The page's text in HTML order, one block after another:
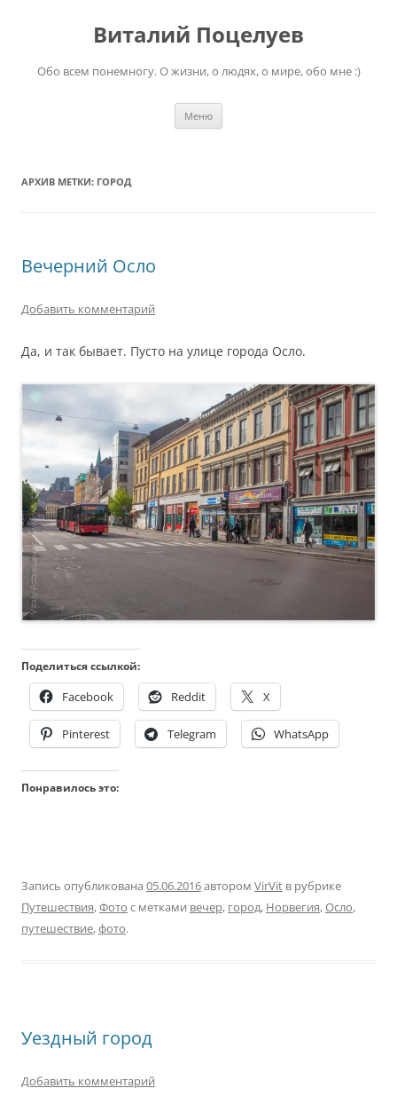
содержимомуВиталий Поцелуев
Обо всем понемногу. О жизни, о людях, о мире, обо мне :)
Меню
АРХИВ МЕТКИ: ГОРОД
Вечерний Осло
Добавить комментарий
Да, и так бывает. Пусто на улице города Осло.
Поделиться ссылкой:
Facebook Reddit X
Pinterest Telegram WhatsApp
Понравилось это:
Запись опубликована 05.06.2016автором VirVit в рубрике
Путешествия,Фото с метками вечер, город, Норвегия,Осло,
путешествие,фото.
Уездный город
Добавить комментарий